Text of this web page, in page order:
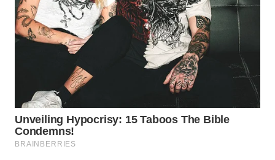
TINGGI
WN
KARAWANG
WN
BEKASI